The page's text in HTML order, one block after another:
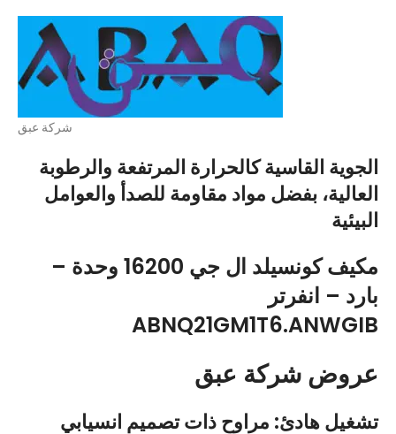
شركة عبق
الجوية القاسية كالحرارة المرتفعة والرطوبة
العالية، بفضل مواد مقاومة للصدأ والعوامل
البيئية
مكيف كونسيلد ال جي 16200 وحدة –
بارد – انفرتر
ABNQ21GM1T6.ANWGIB
عروض شركة عبق